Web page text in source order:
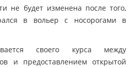
не будет изменена после того,
в вольер с носорогами в
своего курса между
и предоставлением открытой